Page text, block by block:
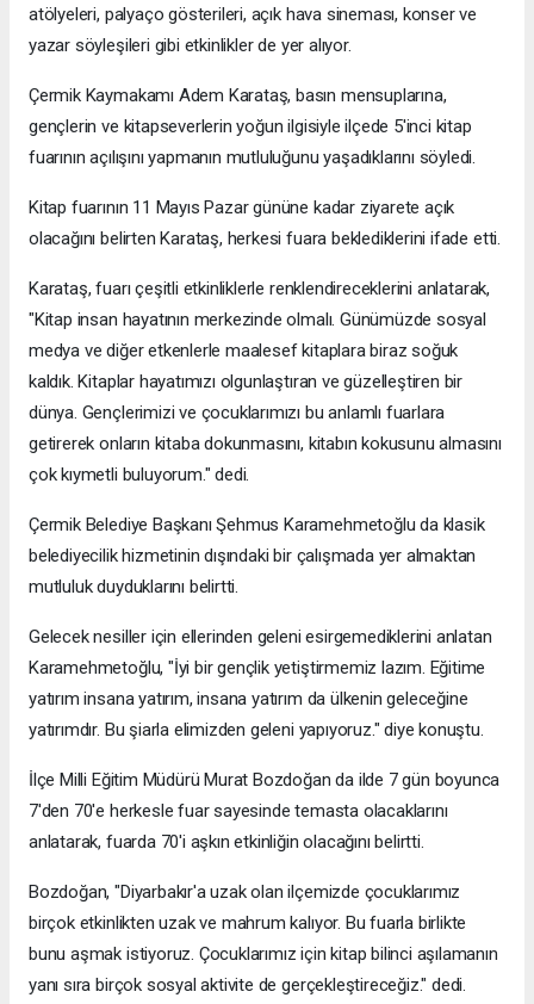
atölyeleri, palyaço gösterileri, açık hava sineması, konser ve
yazar söyleşileri gibi etkinlikler de yer alıyor.
Çermik Kaymakamı Adem Karataş, basın mensuplarına,
gençlerin ve kitapseverlerin yoğun ilgisiyle ilçede 5'inci kitap
fuarının açılışını yapmanın mutluluğunu yaşadıklarını söyledi.
Kitap fuarının 11 Mayıs Pazar gününe kadar ziyarete açık
olacağını belirten Karataş, herkesi fuara beklediklerini ifade etti.
Karataş, fuarı çeşitli etkinliklerle renklendireceklerini anlatarak,
"Kitap insan hayatının merkezinde olmalı. Günümüzde sosyal
medya ve diğer etkenlerle maalesef kitaplara biraz soğuk
kaldık. Kitaplar hayatımızı olgunlaştıran ve güzelleştiren bir
dünya. Gençlerimizi ve çocuklarımızı bu anlamlı fuarlara
getirerek onların kitaba dokunmasını, kitabın kokusunu almasını
çok kıymetli buluyorum." dedi.
Çermik Belediye Başkanı Şehmus Karamehmetoğlu da klasik
belediyecilik hizmetinin dışındaki bir çalışmada yer almaktan
mutluluk duyduklarını belirtti.
Gelecek nesiller için ellerinden geleni esirgemediklerini anlatan
Karamehmetoğlu, "İyi bir gençlik yetiştirmemiz lazım. Eğitime
yatırım insana yatırım, insana yatırım da ülkenin geleceğine
yatırımdır. Bu şiarla elimizden geleni yapıyoruz." diye konuştu.
İlçe Milli Eğitim Müdürü Murat Bozdoğan da ilde 7 gün boyunca
7'den 70'e herkesle fuar sayesinde temasta olacaklarını
anlatarak, fuarda 70'i aşkın etkinliğin olacağını belirtti.
Bozdoğan, "Diyarbakır'a uzak olan ilçemizde çocuklarımız
birçok etkinlikten uzak ve mahrum kalıyor. Bu fuarla birlikte
bunu aşmak istiyoruz. Çocuklarımız için kitap bilinci aşılamanın
yanı sıra birçok sosyal aktivite de gerçekleştireceğiz." dedi.